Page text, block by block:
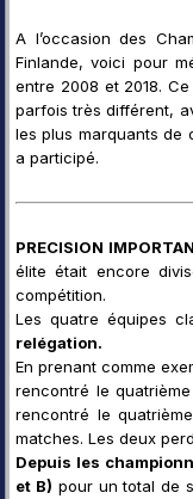
A l’occasion des
Finlande, voici pour
entre 2008 et 2018.
parfois très différent,
les plus marquants de
a participé.
PRECISION
élite était encore
compétition.
Les quatre équipes
relégation.
En prenant comme
rencontré le
rencontré le
matches. Les deux
Depuis les
et B) pour un total de